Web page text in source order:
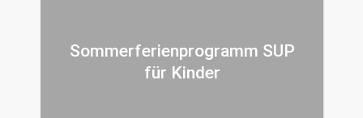
Sommerferienprogramm SUP
für Kinder